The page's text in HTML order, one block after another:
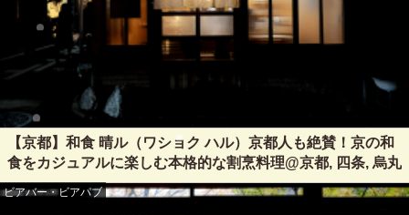
【京都】和食 晴ル（ワショク ハル）京都人も絶賛！京の和
食をカジュアルに楽しむ本格的な割烹料理@京都, 四条, 烏丸
ビアバー・ビアパブ